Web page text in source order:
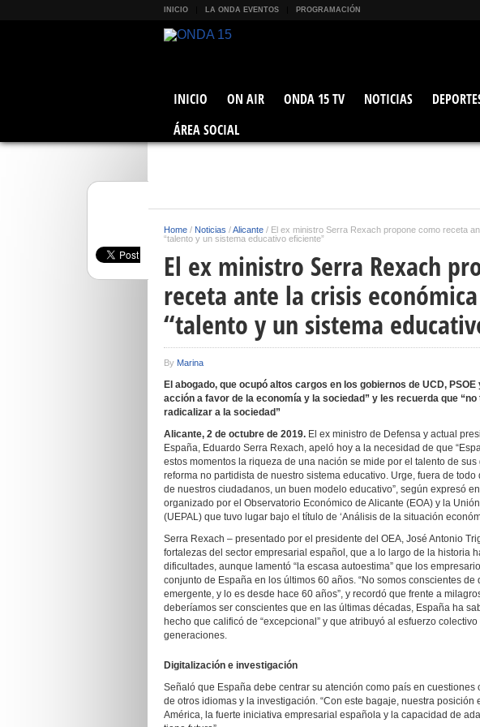
INICIO LA ONDA EVENTOS PROGRAMACIÓN
INICIO ON AIR ONDA 15 TV NOTICIAS
ÁREA SOCIAL
Home / Noticias /Alicante / El ex ministro Serra Rexach propone como receta
“talento y un sistema educativo eficiente”
El ex ministro Serra Rexach
receta ante la crisis
“talento y un sistema
By Marina
El abogado, que ocupó altos cargos en los gobiernos de UCD,
acción a favor de la economía y la sociedad” y les recuerda que
radicalizar a la sociedad”
Alicante, 2 de octubre de 2019. El ex ministro de Defensa y actual
España, Eduardo Serra Rexach, apeló hoy a la necesidad de que
estos momentos la riqueza de una nación se mide por el talento de
reforma no partidista de nuestro sistema educativo. Urge, fuera de
de nuestros ciudadanos, un buen modelo educativo”, según expresó
organizado por el Observatorio Económico de Alicante (EOA) y la
(UEPAL) que tuvo lugar bajo el título de ‘Análisis de la situación
Serra Rexach – presentado por el presidente del OEA, José Antonio
fortalezas del sector empresarial español, que a lo largo de la historia
dificultades, aunque lamentó “la escasa autoestima” que los
conjunto de España en los últimos 60 años. “No somos conscientes
emergente, y lo es desde hace 60 años”, y recordó que frente a
deberíamos ser conscientes que en las últimas décadas, España ha
hecho que calificó de “excepcional” y que atribuyó al esfuerzo
generaciones.
Digitalización e investigación
Señaló que España debe centrar su atención como país en
de otros idiomas y la investigación. “Con este bagaje, nuestra
América, la fuerte iniciativa empresarial española y la capacidad de